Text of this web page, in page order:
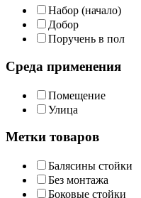
Набор (начало)
Добор
Поручень в пол
Среда применения
Помещение
Улица
Метки товаров
Балясины стойки
Без монтажа
Боковые стойки